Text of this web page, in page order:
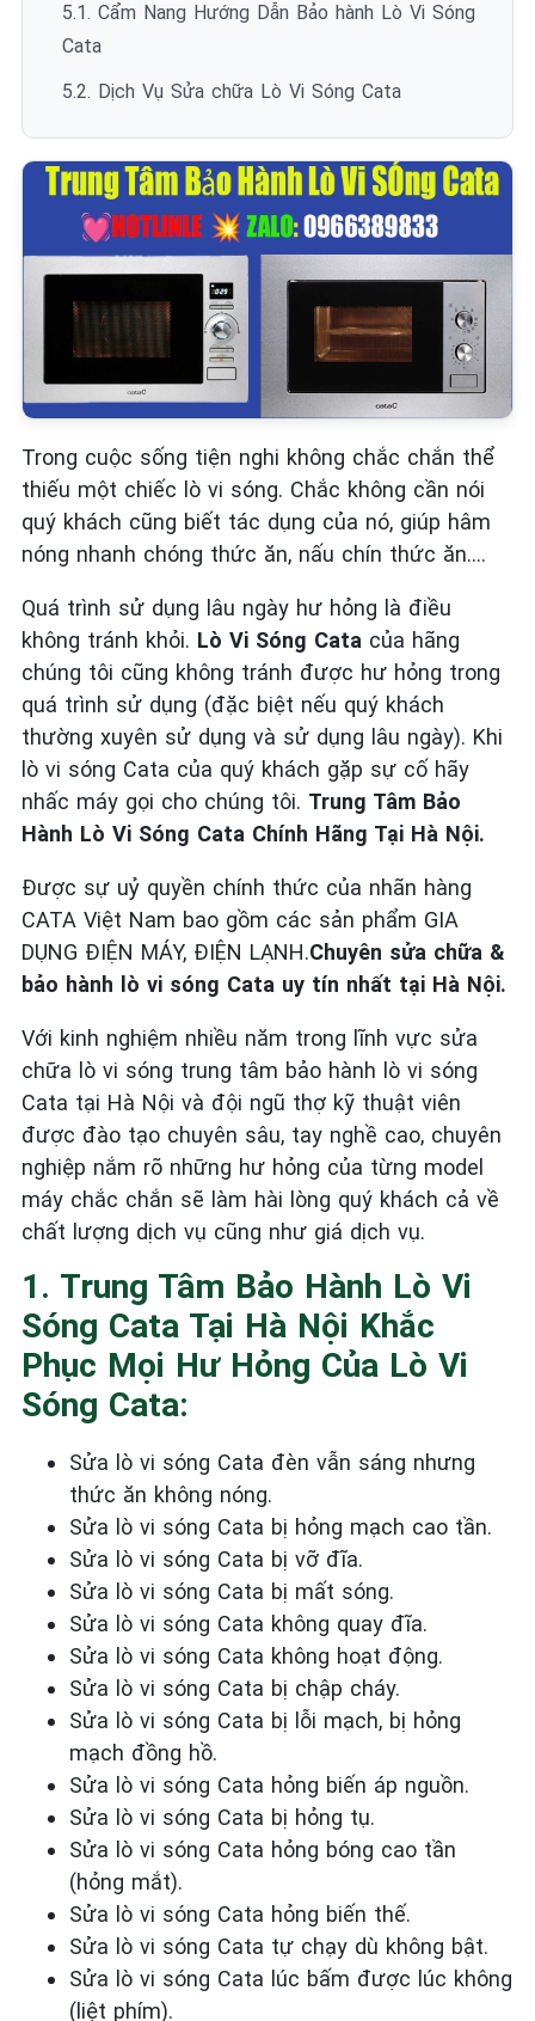
5.1. Cẩm Nang Hướng Dẫn Bảo hành Lò Vi Sóng
Cata
5.2. Dịch Vụ Sửa chữa Lò Vi Sóng Cata
Trong cuộc sống tiện nghi không chắc chắn thể
thiếu một chiếc lò vi sóng. Chắc không cần nói
quý khách cũng biết tác dụng của nó, giúp hâm
nóng nhanh chóng thức ăn, nấu chín thức ăn….
Quá trình sử dụng lâu ngày hư hỏng là điều
không tránh khỏi. Lò Vi Sóng Cata của hãng
chúng tôi cũng không tránh được hư hỏng trong
quá trình sử dụng (đặc biệt nếu quý khách
thường xuyên sử dụng và sử dụng lâu ngày). Khi
lò vi sóng Cata của quý khách gặp sự cố hãy
nhấc máy gọi cho chúng tôi. Trung Tâm Bảo
Hành Lò Vi Sóng Cata Chính Hãng Tại Hà Nội.
Được sự uỷ quyền chính thức của nhãn hàng
CATA Việt Nam bao gồm các sản phẩm GIA
DỤNG ĐIỆN MÁY, ĐIỆN LẠNH.Chuyên sửa chữa &
bảo hành lò vi sóng Cata uy tín nhất tại Hà Nội.
Với kinh nghiệm nhiều năm trong lĩnh vực sửa
chữa lò vi sóng trung tâm bảo hành lò vi sóng
Cata tại Hà Nội và đội ngũ thợ kỹ thuật viên
được đào tạo chuyên sâu, tay nghề cao, chuyên
nghiệp nắm rõ những hư hỏng của từng model
máy chắc chắn sẽ làm hài lòng quý khách cả về
chất lượng dịch vụ cũng như giá dịch vụ.
1. Trung Tâm Bảo Hành Lò Vi
Sóng Cata Tại Hà Nội Khắc
Phục Mọi Hư Hỏng Của Lò Vi
Sóng Cata:
Sửa lò vi sóng Cata đèn vẫn sáng nhưng
thức ăn không nóng.
Sửa lò vi sóng Cata bị hỏng mạch cao tần.
Sửa lò vi sóng Cata bị vỡ đĩa.
Sửa lò vi sóng Cata bị mất sóng.
Sửa lò vi sóng Cata không quay đĩa.
Sửa lò vi sóng Cata không hoạt động.
Sửa lò vi sóng Cata bị chập cháy.
Sửa lò vi sóng Cata bị lỗi mạch, bị hỏng
mạch đồng hồ.
Sửa lò vi sóng Cata hỏng biến áp nguồn.
Sửa lò vi sóng Cata bị hỏng tụ.
Sửa lò vi sóng Cata hỏng bóng cao tần
(hỏng mắt).
Sửa lò vi sóng Cata hỏng biến thế.
Sửa lò vi sóng Cata tự chạy dù không bật.
Sửa lò vi sóng Cata lúc bấm được lúc không
(liệt phím).